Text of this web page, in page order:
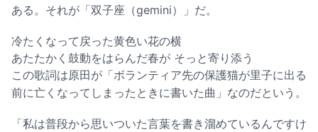
ある。それが「双子座（gemini）」だ。
冷たくなって戻った黄色い花の横
あたたかく鼓動をはらんだ春が そっと寄り添う
この歌詞は原田が「ボランティア先の保護猫が里子に出る
前に亡くなってしまったときに書いた曲」なのだという。
「私は普段から思いついた言葉を書き溜めているんですけ